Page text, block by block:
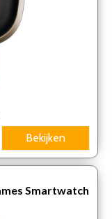
Bekijken
Smartwatch